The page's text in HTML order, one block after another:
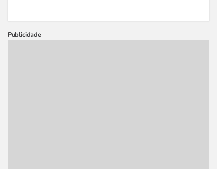
Publicidade